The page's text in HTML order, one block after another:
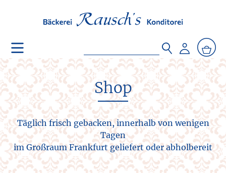
Shop
Täglich frisch gebacken, innerhalb von wenigen
Tagen
im Großraum Frankfurt geliefert oder abholbereit